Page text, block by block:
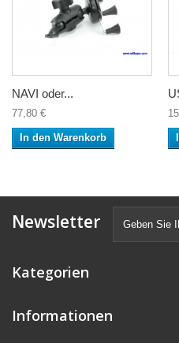
NAVI oder...
77,80 €
In den Warenkorb
Newsletter
Kategorien
Informationen